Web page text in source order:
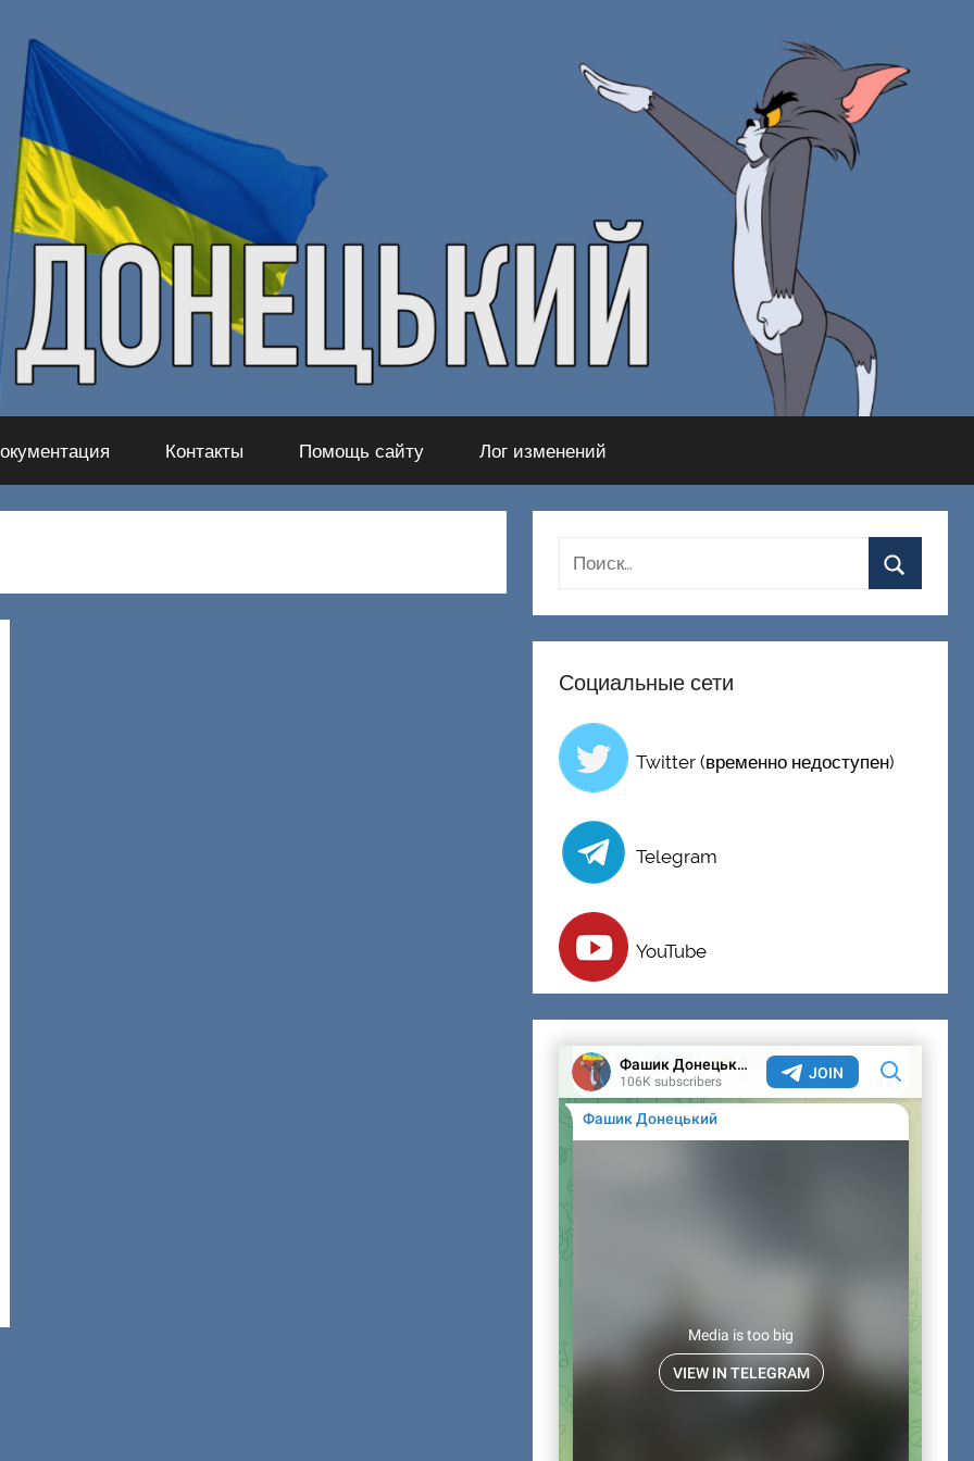
Контакты Помощь сайту Лог изменений
Социальные сети
Twitter (временно недоступен)
Telegram
YouTube